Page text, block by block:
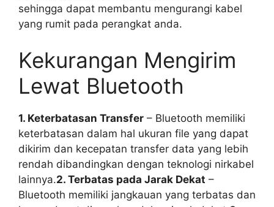
sehingga dapat membantu mengurangi kabel
yang rumit pada perangkat anda.
Kekurangan Mengirim
Lewat Bluetooth
1. Keterbatasan Transfer – Bluetooth memiliki
keterbatasan dalam hal ukuran file yang dapat
dikirim dan kecepatan transfer data yang lebih
rendah dibandingkan dengan teknologi nirkabel
lainnya.2. Terbatas pada Jarak Dekat –
Bluetooth memiliki jangkauan yang terbatas dan